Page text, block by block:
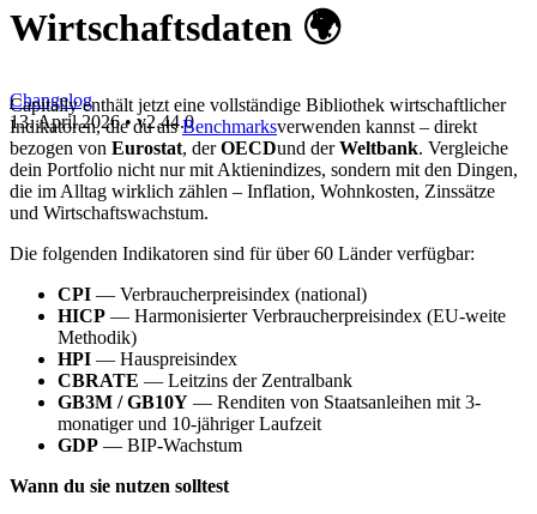
Wirtschaftsdaten 🌍
Changelog
13. April 2026•v2.44.0
Capitally enthält jetzt eine vollständige Bibliothek wirtschaftlicher
Indikatoren, die du alsBenchmarksverwenden kannst – direkt
bezogen von Eurostat, derOECDund derWeltbank. Vergleiche
dein Portfolio nicht nur mit Aktienindizes, sondern mit den Dingen,
die im Alltag wirklich zählen – Inflation, Wohnkosten, Zinssätze
und Wirtschaftswachstum.
Die folgenden Indikatoren sind für über 60 Länder verfügbar:
CPI — Verbraucherpreisindex (national)
HICP — Harmonisierter Verbraucherpreisindex (EU-weite
Methodik)
HPI — Hauspreisindex
CBRATE — Leitzins der Zentralbank
GB3M / GB10Y — Renditen von Staatsanleihen mit 3-
monatiger und 10-jähriger Laufzeit
GDP — BIP-Wachstum
Wann du sie nutzen solltest